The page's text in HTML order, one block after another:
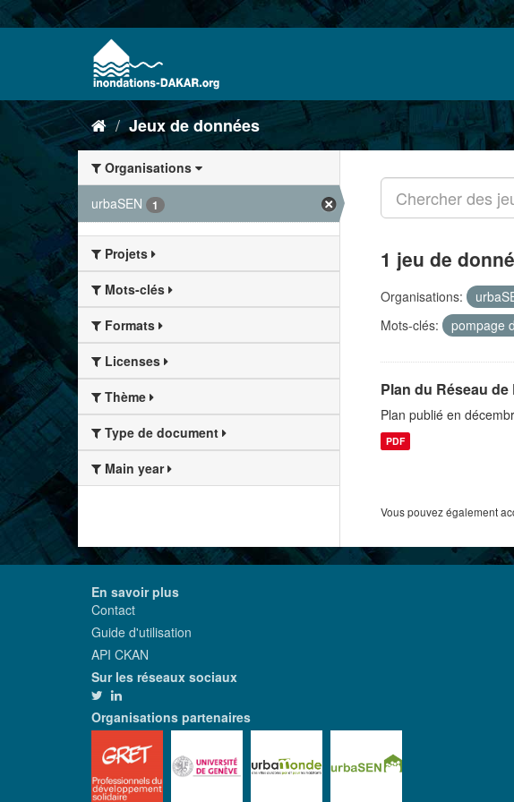
Jeux de données
Organisations
urbaSEN
1
Projets
Mots-clés
Formats
Licenses
Thème
Type de document
Main year
1 jeu de
Organisations:
Mots-clés:
pompage
Plan du Réseau
Plan publié en
PDF
Vous pouvez également
En savoir plus
Contact
Guide d'utilisation
API CKAN
Sur les réseaux sociaux
Organisations partenaires